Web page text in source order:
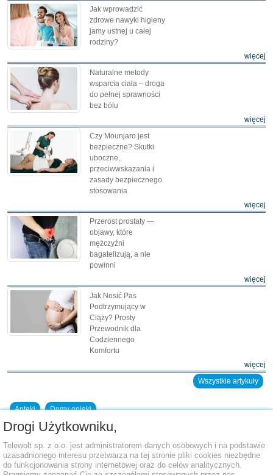
Jak wprowadzić
zdrowe nawyki higieny
jamy ustnej u całej
rodziny?
więcej
Naturalne metody
wsparcia ciała – droga
do pełnej sprawności
bez bólu
więcej
Czy Mounjaro jest
bezpieczne? Skutki
uboczne,
przeciwwskazania i
zasady bezpiecznego
stosowania
więcej
Przerost prostaty —
objawy, które
mężczyźni
bagatelizują, a nie
powinni
więcej
Jak Nosić Pas
Podtrzymujący w
Ciąży? Prosty
Przewodnik dla
Codziennego
Komfortu
więcej
Wszystkie artykuły
Apteki Domy opieki
Dodaj placówkę do bazy
Drogi Użytkowniku,
Telewolt sp. z o.o. jest administratorem danych osobowych i na podstawie
uzasadnionego interesu przetwarza na tej stronie pliki cookies niezbędne
do funkcjonowania strony internetowej oraz do celów analitycznych.